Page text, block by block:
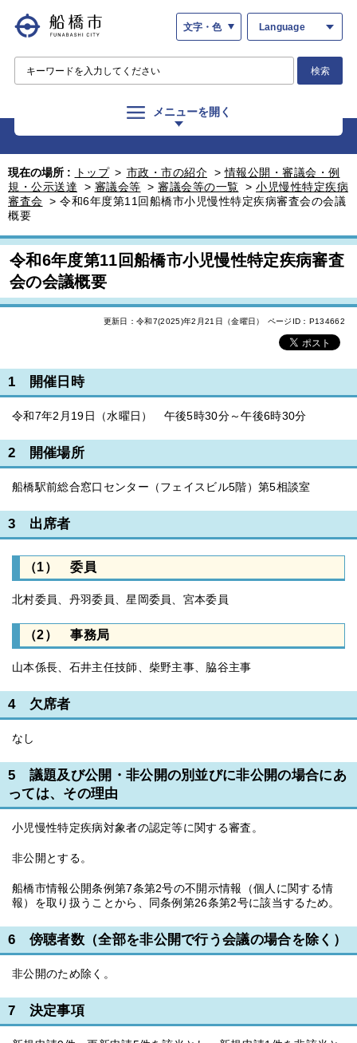
文字・色 Language
検索
メニューを開く
現在の場所 : トップ > 市政・市の紹介 >情報公開・審議会・例
規・公示送達
> 審議会等 > 審議会等の一覧 > 小児慢性特定疾病
審査会 > 令和6年度第11回船橋市小児慢性特定疾病審査会の会議
概要
令和6年度第11回船橋市小児慢性特定疾病審査
会の会議概要
更新日：令和7(2025)年2月21日（金曜日） ページID：P134662
1 開催日時
令和7年2月19日（水曜日） 午後5時30分～午後6時30分
2 開催場所
船橋駅前総合窓口センター（フェイスビル5階）第5相談室
3 出席者
（1） 委員
北村委員、丹羽委員、星岡委員、宮本委員
（2） 事務局
山本係長、石井主任技師、柴野主事、脇谷主事
4 欠席者
なし
5 議題及び公開・非公開の別並びに非公開の場合にあ
っては、その理由
小児慢性特定疾病対象者の認定等に関する審査。
非公開とする。
船橋市情報公開条例第7条第2号の不開示情報（個人に関する情
報）を取り扱うことから、同条例第26条第2号に該当するため。
6 傍聴者数（全部を非公開で行う会議の場合を除く）
非公開のため除く。
7 決定事項